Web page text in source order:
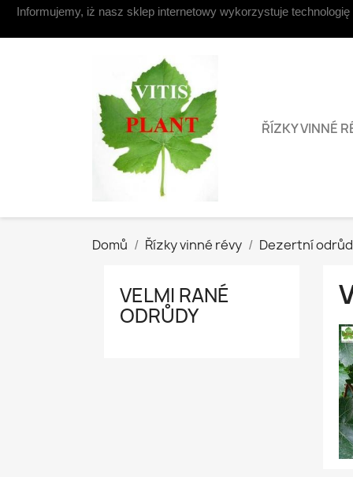
Napište nám
ŘÍZKY VINNÉ
Domů Řízky vinné révy Dezertní
VELMI RANÉ
ODRŮDY
Informujemy, iż nasz sklep internetowy wykorzystuje